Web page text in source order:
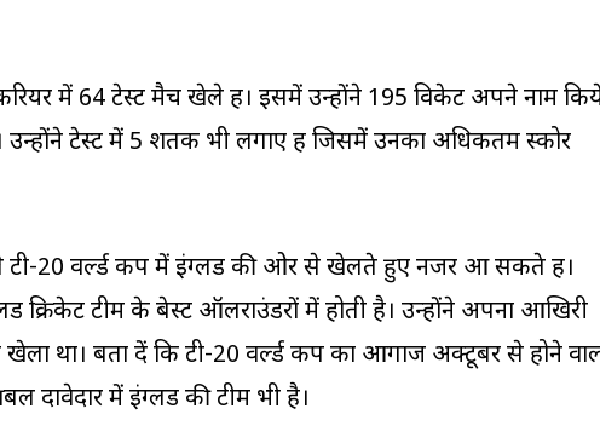
में 64 टेस्ट मैच खेले हैं। इसमें उन्होंने 195 विकेट अपने नाम
टेस्ट में 5 शतक भी लगाए हैं जिसमें उनका अधिकतम स्कोर
टी-20 वर्ल्ड कप में इंग्लैंड की ओर से खेलते हुए नजर आ सकते हैं।
क्रिकेट टीम के बेस्ट ऑलराउंडरों में होती है। उन्होंने अपना आखिरी
था। बता दें कि टी-20 वर्ल्ड कप का आगाज अक्टूबर से होने
दावेदार में इंग्लैंड की टीम भी है।